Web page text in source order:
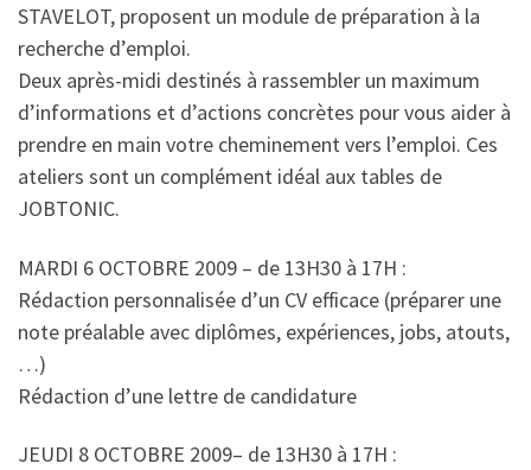
STAVELOT, proposent un module de préparation à la
recherche d’emploi.
Deux après-midi destinés à rassembler un maximum
d’informations et d’actions concrètes pour vous aider à
prendre en main votre cheminement vers l’emploi. Ces
ateliers sont un complément idéal aux tables de
JOBTONIC.
MARDI 6 OCTOBRE 2009 – de 13H30 à 17H :
Rédaction personnalisée d’un CV efficace (préparer une
note préalable avec diplômes, expériences, jobs, atouts,
…)
Rédaction d’une lettre de candidature
JEUDI 8 OCTOBRE 2009– de 13H30 à 17H :